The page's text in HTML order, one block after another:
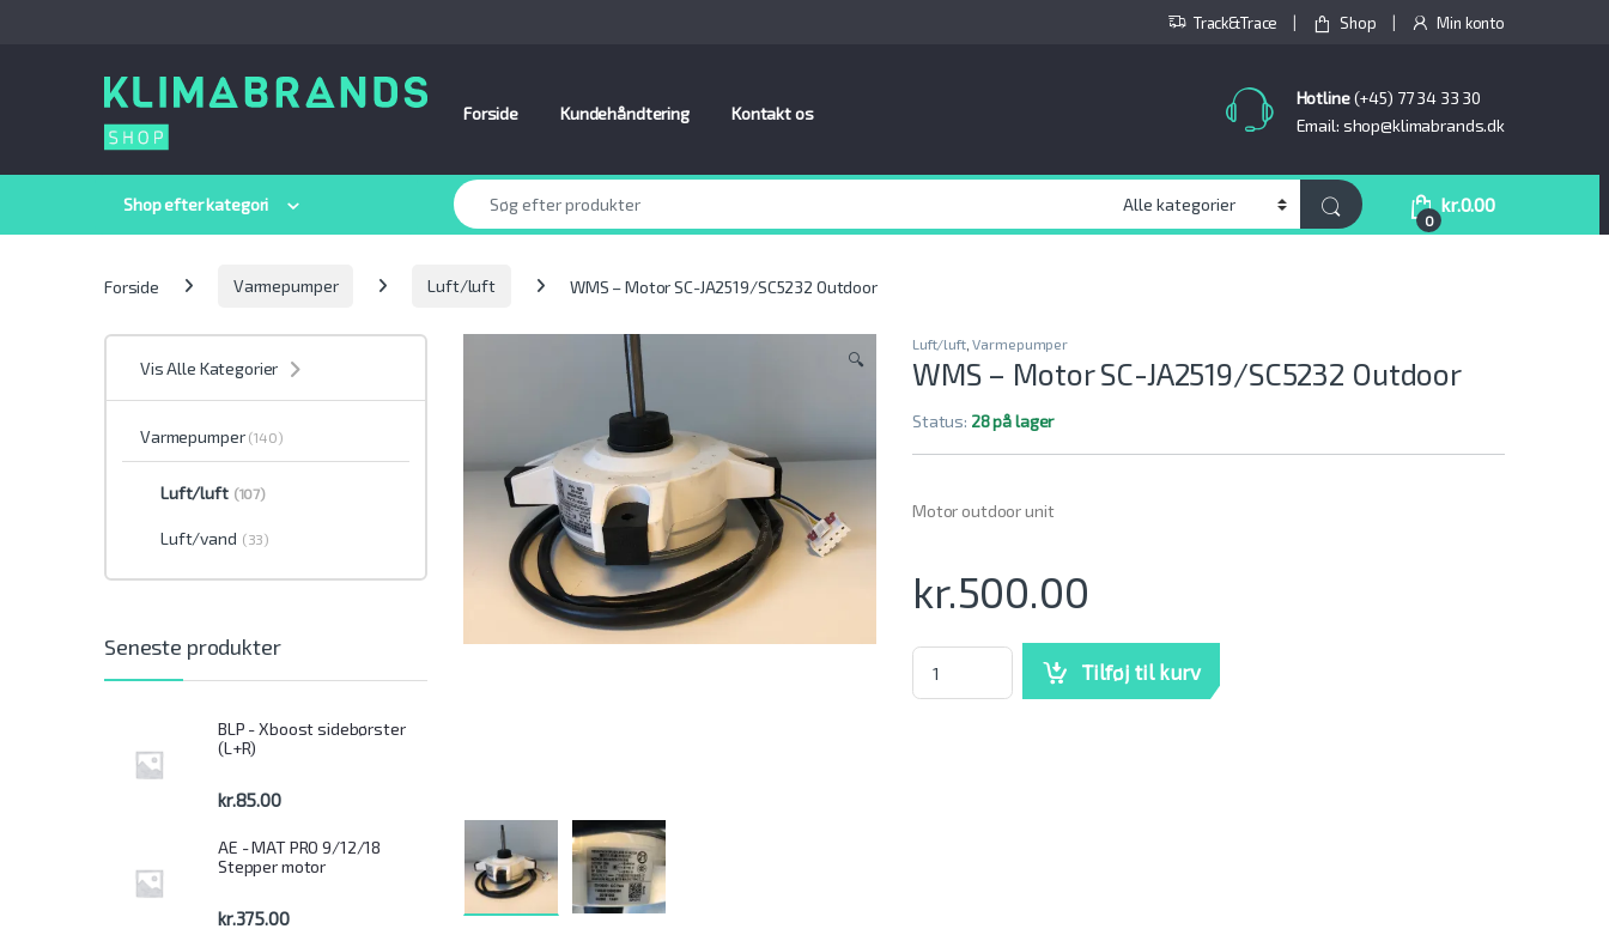
Track&Trace Shop Min konto
Forside Kundehåndtering Kontakt os
Hotline(+45) 77 34 33 30
Email: shop@klimabrands.dk
Shop efter kategori
Søge efter:
0
kr.0.00
Forside Varmepumper Luft/luft WMS – Motor SC-JA2519/SC5232 Outdoor
🔍
Luft/luft,Varmepumper
WMS – Motor SC-JA2519/SC5232 Outdoor
Status: 28 på lager
Motor outdoor unit
kr.500.00
WMS - Motor SC-JA2519/SC5232 Outdoor mængde
Tilføj til kurv
Vis Alle Kategorier
Varmepumper (140)
Luft/luft (107)
Luft/vand (33)
Seneste produkter
BLP - Xboost sidebørster
(L+R)
kr.85.00
AE - MAT PRO 9/12/18
Stepper motor
kr.375.00